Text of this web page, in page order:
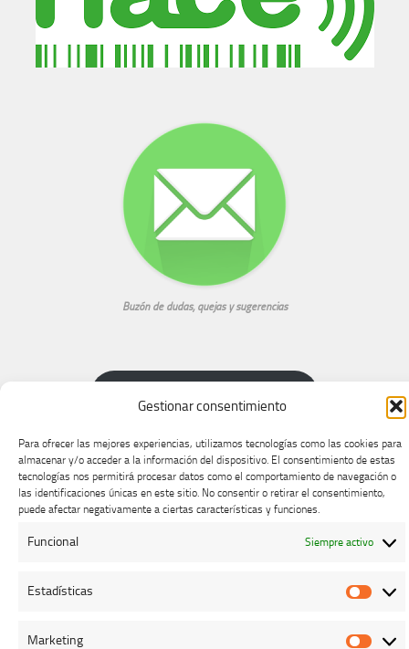
Gestionar consentimiento
Para ofrecer las mejores experiencias, utilizamos tecnologías como las cookies para
almacenar y/o acceder a la información del dispositivo. El consentimiento de estas
tecnologías nos permitirá procesar datos como el comportamiento de navegación o
las identificaciones únicas en este sitio. No consentir o retirar el consentimiento,
puede afectar negativamente a ciertas características y funciones.
Funcional Siempre activo
Estadísticas
Marketing
Buzón de dudas, quejas y sugerencias
Colegio Oficial de Veterinarios de Cáceres © 2026. Todos los